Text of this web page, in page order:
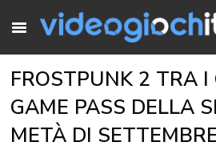
FROSTPUNK 2 TRA I
GAME PASS DELLA
METÀ DI